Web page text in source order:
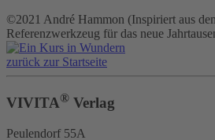
©2021 André Hammon (Inspiriert aus
Referenzwerkzeug für das neue
zurück zur Startseite
VIVITA® Verlag
Peulendorf 55A